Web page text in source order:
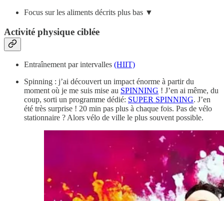
Focus sur les aliments décrits plus bas ▼
Activité physique ciblée
Entraînement par intervalles (HIIT)
Spinning : j’ai découvert un impact énorme à partir du
moment où je me suis mise au SPINNING ! J’en ai même, du
coup, sorti un programme dédié: SUPER SPINNING. J’en
été très surprise ! 20 min pas plus à chaque fois. Pas de vélo
stationnaire ? Alors vélo de ville le plus souvent possible.